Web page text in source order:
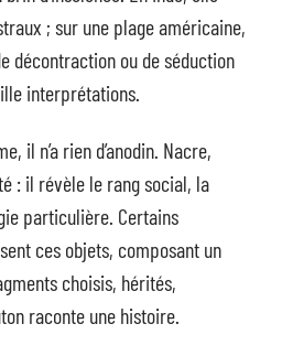
; sur une plage américaine,
décontraction ou de séduction
interprétations.
il n’a rien d’anodin. Nacre,
: il révèle le rang social, la
particulière. Certains
ces objets, composant un
choisis, hérités,
raconte une histoire.